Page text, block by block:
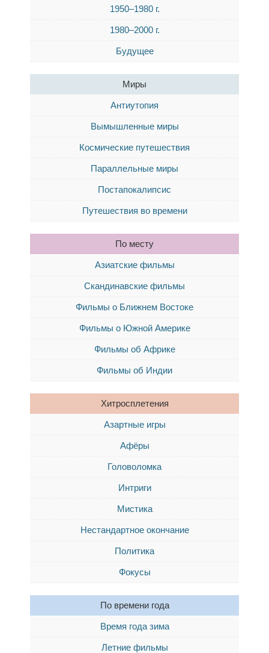
1950–1980 г.
1980–2000 г.
Будущее
Миры
Антиутопия
Вымышленные миры
Космические путешествия
Параллельные миры
Постапокалипсис
Путешествия во времени
По месту
Азиатские фильмы
Скандинавские фильмы
Фильмы о Ближнем Востоке
Фильмы о Южной Америке
Фильмы об Африке
Фильмы об Индии
Хитросплетения
Азартные игры
Афёры
Головоломка
Интриги
Мистика
Нестандартное окончание
Политика
Фокусы
По времени года
Время года зима
Летние фильмы